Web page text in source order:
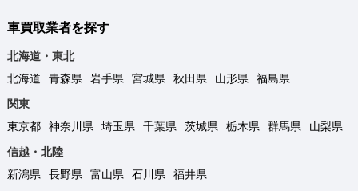
車買取業者を探す
北海道・東北
北海道
青森県 岩手県 宮城県 秋田県 山形県
福島県
関東
東京都
神奈川県 埼玉県 千葉県 茨城県 栃木県 群馬県
山梨県
信越・北陸
新潟県
長野県 富山県 石川県
福井県